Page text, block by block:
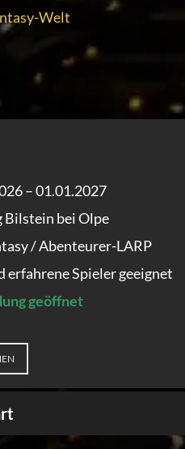
Welt
– 01.01.2027
Bilstein bei Olpe
/ Abenteurer-LARP
erfahrene Spieler geeignet
geöffnet